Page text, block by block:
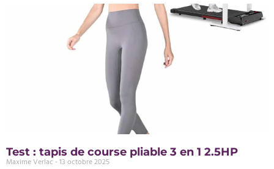
Test : tapis de course pliable 3 en 1 2.5HP
Maxime Verlac 13 octobre 2025